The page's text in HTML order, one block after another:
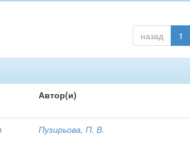
назад 1
Автор(и)
Пузирьова, П. В.